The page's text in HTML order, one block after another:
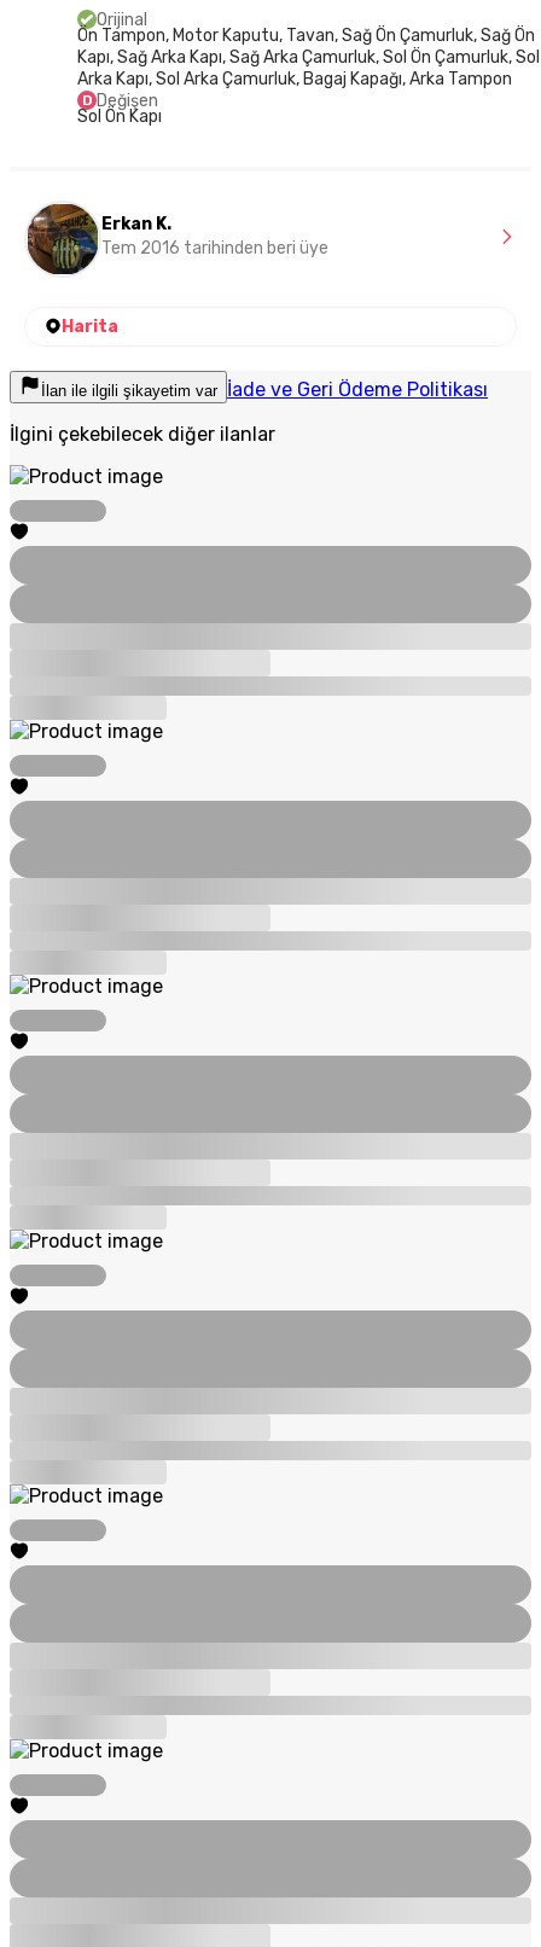
Orijinal
Ön Tampon, Motor Kaputu, Tavan, Sağ Ön Çamurluk, Sağ Ön
Kapı, Sağ Arka Kapı, Sağ Arka Çamurluk, Sol Ön Çamurluk, Sol
Arka Kapı, Sol Arka Çamurluk, Bagaj Kapağı, Arka Tampon
D Değişen
Sol Ön Kapı
Erkan K.
Tem 2016 tarihinden beri üye
Harita
İlan ile ilgili şikayetim var İade ve Geri Ödeme Politikası
İlgini çekebilecek diğer ilanlar